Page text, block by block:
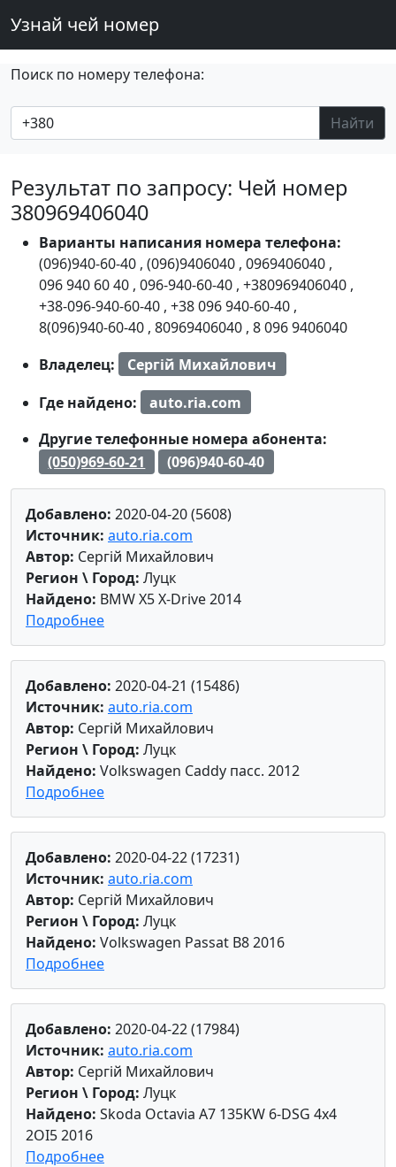
Узнай чей номер
Поиск по номеру телефона:
Найти
Результат по запросу: Чей номер
380969406040
Варианты написания номера телефона:
(096)940-60-40 , (096)9406040 , 0969406040 ,
096 940 60 40 , 096-940-60-40 , +380969406040 ,
+38-096-940-60-40 , +38 096 940-60-40 ,
8(096)940-60-40 , 80969406040 , 8 096 9406040
Владелец:
Сергій Михайлович
Где найдено:
auto.ria.com
Другие телефонные номера абонента:
(050)969-60-21
(096)940-60-40
Добавлено: 2020-04-20 (5608)
Источник: auto.ria.com
Автор: Сергій Михайлович
Регион \ Город: Луцк
Найдено: BMW X5 X-Drive 2014
Подробнее
Добавлено: 2020-04-21 (15486)
Источник: auto.ria.com
Автор: Сергій Михайлович
Регион \ Город: Луцк
Найдено: Volkswagen Caddy пасс. 2012
Подробнее
Добавлено: 2020-04-22 (17231)
Источник: auto.ria.com
Автор: Сергій Михайлович
Регион \ Город: Луцк
Найдено: Volkswagen Passat B8 2016
Подробнее
Добавлено: 2020-04-22 (17984)
Источник: auto.ria.com
Автор: Сергій Михайлович
Регион \ Город: Луцк
Найдено: Skoda Octavia A7 135KW 6-DSG 4x4
2OI5 2016
Подробнее